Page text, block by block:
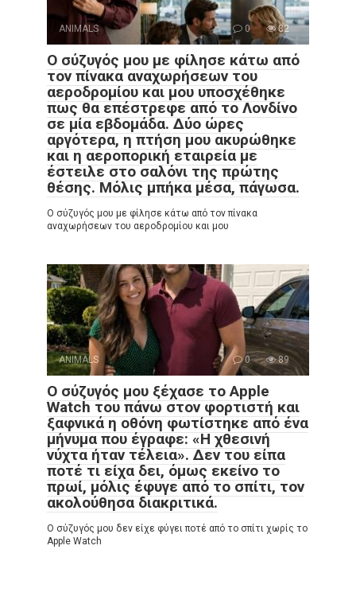
ANIMALS 0 82
Ο σύζυγός μου με φίλησε κάτω από
τον πίνακα αναχωρήσεων του
αεροδρομίου και μου υποσχέθηκε
πως θα επέστρεφε από το Λονδίνο
σε μία εβδομάδα. Δύο ώρες
αργότερα, η πτήση μου ακυρώθηκε
και η αεροπορική εταιρεία με
έστειλε στο σαλόνι της πρώτης
θέσης. Μόλις μπήκα μέσα, πάγωσα.
Ο σύζυγός μου με φίλησε κάτω από τον πίνακα
αναχωρήσεων του αεροδρομίου και μου
ANIMALS 0 89
Ο σύζυγός μου ξέχασε το Apple
Watch του πάνω στον φορτιστή και
ξαφνικά η οθόνη φωτίστηκε από ένα
μήνυμα που έγραφε: «Η χθεσινή
νύχτα ήταν τέλεια». Δεν του είπα
ποτέ τι είχα δει, όμως εκείνο το
πρωί, μόλις έφυγε από το σπίτι, τον
ακολούθησα διακριτικά.
Ο σύζυγός μου δεν είχε φύγει ποτέ από το σπίτι χωρίς το
Apple Watch